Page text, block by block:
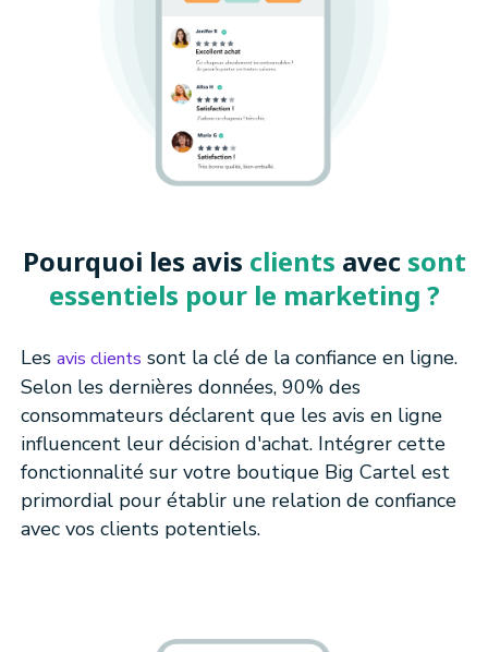
Pourquoi les avis clients avecsont
essentiels pour le marketing ?
Les avis clients sont la clé de la confiance en ligne.
Selon les dernières données, 90% des
consommateurs déclarent que les avis en ligne
influencent leur décision d'achat. Intégrer cette
fonctionnalité sur votre boutique Big Cartel est
primordial pour établir une relation de confiance
avec vos clients potentiels.